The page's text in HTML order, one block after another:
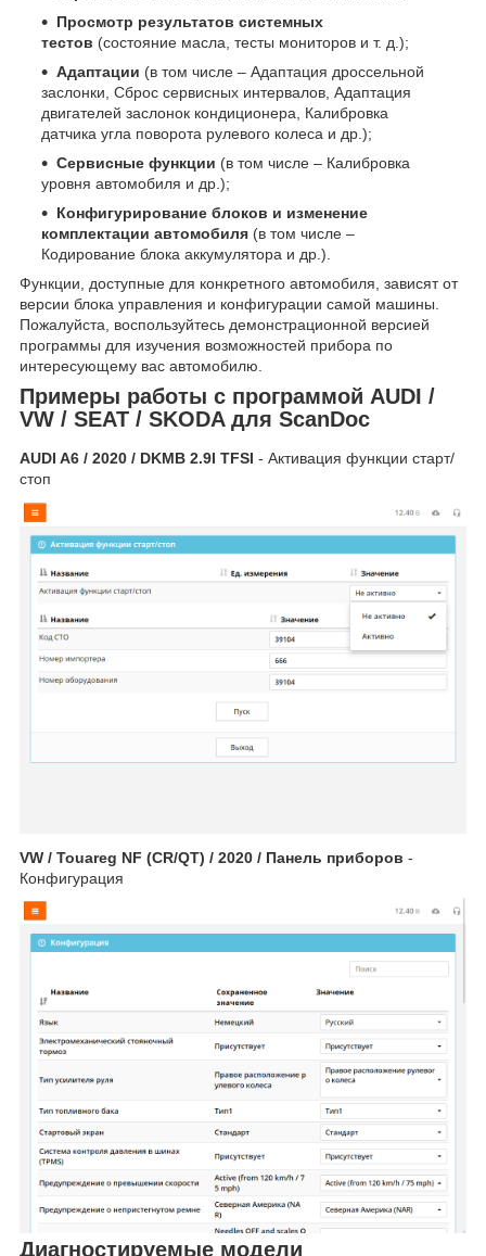
Просмотр результатов системных
тестов (состояние масла, тесты мониторов и т. д.);
Адаптации (в том числе – Адаптация дроссельной
заслонки, Сброс сервисных интервалов, Адаптация
двигателей заслонок кондиционера, Калибровка
датчика угла поворота рулевого колеса и др.);
Сервисные функции (в том числе – Калибровка
уровня автомобиля и др.);
Конфигурирование блоков и изменение
комплектации автомобиля (в том числе –
Кодирование блока аккумулятора и др.).
Функции, доступные для конкретного автомобиля, зависят от
версии блока управления и конфигурации самой машины.
Пожалуйста, воспользуйтесь демонстрационной версией
программы для изучения возможностей прибора по
интересующему вас автомобилю.
Примеры работы с программой AUDI /
VW / SEAT / SKODA для ScanDoc
AUDI A6 / 2020 / DKMB 2.9l TFSI - Активация функции старт/
стоп
VW / Touareg NF (CR/QT) / 2020 / Панель приборов -
Конфигурация
Диагностируемые модели